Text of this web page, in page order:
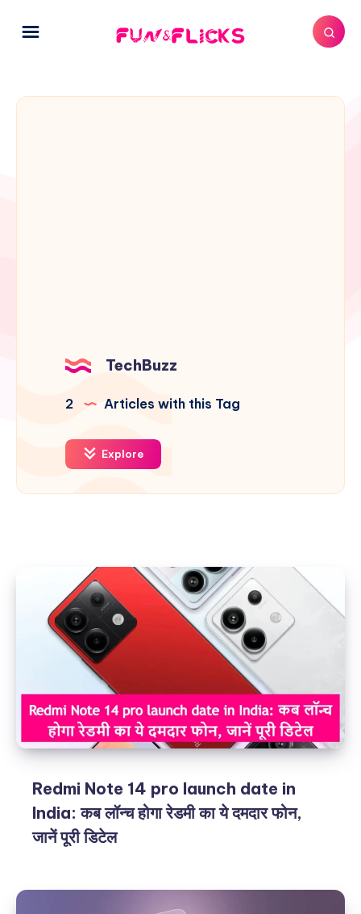
TechBuzz
2 Articles with this Tag
Explore
Redmi Note 14 pro launch date in
India: कब लॉन्च होगा रेडमी का ये दमदार फोन,
जानें पूरी डिटेल